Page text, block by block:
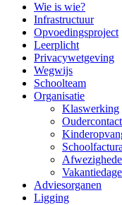
Wie is wie?
Infrastructuur
Opvoedingsproject
Leerplicht
Privacywetgeving
Wegwijs
Schoolteam
Organisatie
Klaswerking
Adviesorganen
Ligging